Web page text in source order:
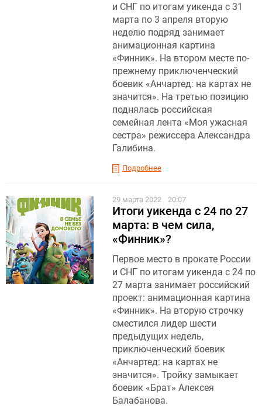
и СНГ по итогам уикенда с 31
марта по 3 апреля вторую
неделю подряд занимает
анимационная картина
«Финник». На втором месте по-
прежнему приключенческий
боевик «Анчартед: на картах не
значится». На третью позицию
поднялась российская
семейная лента «Моя ужасная
сестра» режиссера Александра
Галибина.
Подробнее
29 марта 2022 20:07
Итоги уикенда с 24 по 27
марта: в чем сила,
«Финник»?
Первое место в прокате России
и СНГ по итогам уикенда с 24 по
27 марта занимает российский
проект: анимационная картина
«Финник». На вторую строчку
сместился лидер шести
предыдущих недель,
приключенческий боевик
«Анчартед: на картах не
значится». Тройку замыкает
боевик «Брат» Алексея
Балабанова.